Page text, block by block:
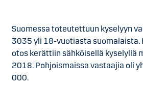
Suomessa toteutettuun kyselyyn
3035 yli 18-vuotiasta suomalaista.
otos kerättiin sähköisellä kyselyllä
2018. Pohjoismaissa vastaajia oli
000.